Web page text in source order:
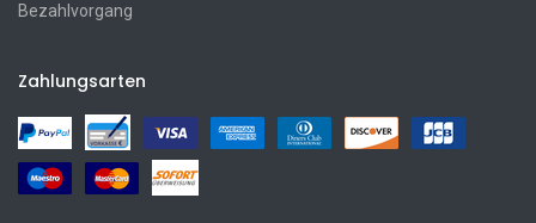
Bezahlvorgang
Zahlungsarten